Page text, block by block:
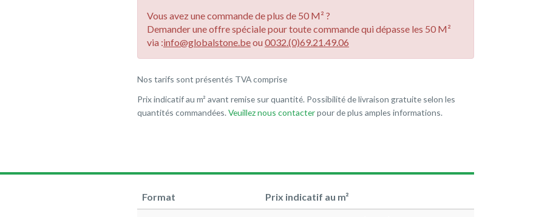
Vous avez une commande de plus de 50 M² ?
Demander une offre spéciale pour toute commande qui dépasse les 50 M²
via :info@globalstone.beou 0032.(0)69.21.49.06
Nos tarifs sont présentés TVA comprise
Prix indicatif au m² avant remise sur quantité. Possibilité de livraison gratuite selon les
quantités commandées. Veuillez nous contacterpour de plus amples informations.
Format Prix indicatif au m²